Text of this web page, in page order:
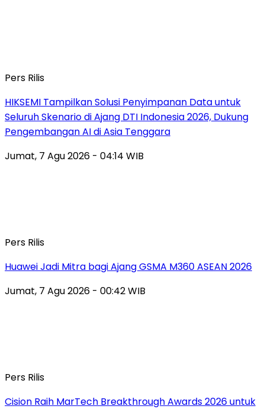
Pers Rilis
HIKSEMI Tampilkan Solusi Penyimpanan Data untuk
Seluruh Skenario di Ajang DTI Indonesia 2026, Dukung
Pengembangan AI di Asia Tenggara
Jumat, 7 Agu 2026 - 04:14 WIB
Pers Rilis
Huawei Jadi Mitra bagi Ajang GSMA M360 ASEAN 2026
Jumat, 7 Agu 2026 - 00:42 WIB
Pers Rilis
Cision Raih MarTech Breakthrough Awards 2026 untuk